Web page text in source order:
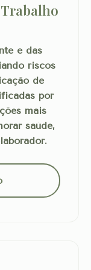
e das
riscos
de
por
mais
saúde,